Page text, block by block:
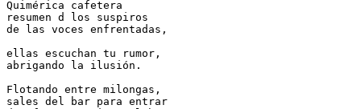
Quimérica cafetera
resumen d los suspiros
de las voces enfrentadas,
ellas escuchan tu rumor,
abrigando la ilusión.
Flotando entre milongas,
sales del bar para entrar